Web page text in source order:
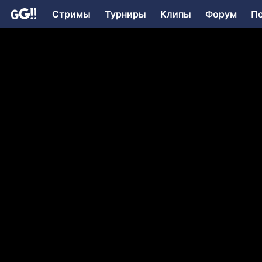
Стримы Турниры Клипы Форум